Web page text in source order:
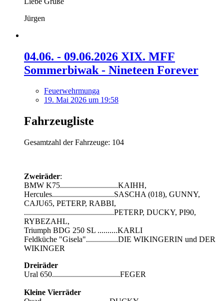
Jürgen
04.06. - 09.06.2026 XIX. MFF
Sommerbiwak - Nineteen Forever
Feuerwehrmunga
19. Mai 2026 um 19:58
Fahrzeugliste
Gesamtzahl der Fahrzeuge: 104
Zweiräder:
BMW K75.............................KAIHH,
Hercules...............................SASCHA (018), GUNNY,
CAJU65, PETERP, RABBI,
.............................................PETERP, DUCKY, PI90,
RYBEZAHL,
Triumph BDG 250 SL ..........KARLI
Feldküche "Gisela"................DIE WIKINGERIN und DER
WIKINGER
Dreiräder
Ural 650..................................FEGER
Kleine Vierräder